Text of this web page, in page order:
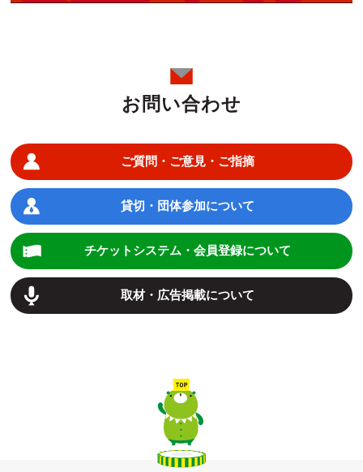
お問い合わせ
ご質問・ご意見・ご指摘
貸切・団体参加について
チケットシステム・会員登録について
取材・広告掲載について